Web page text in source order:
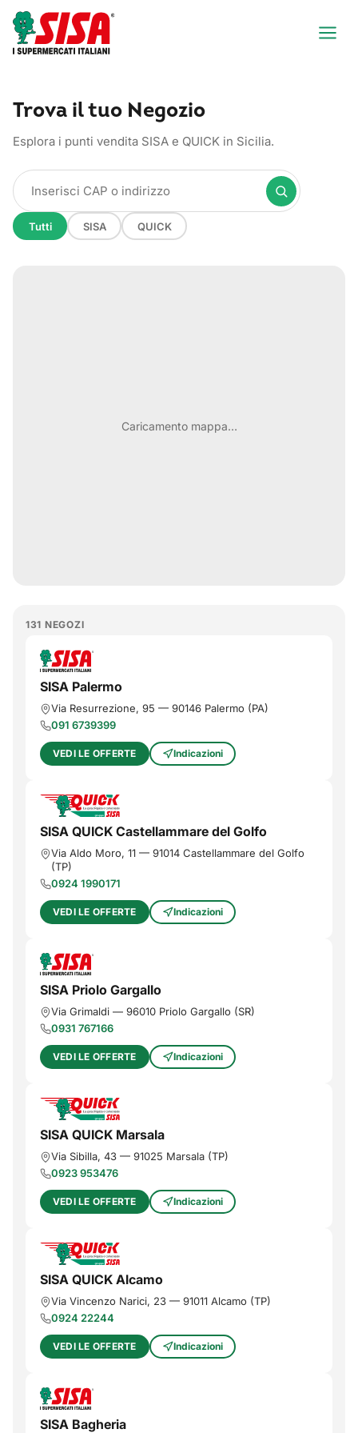
Trova il tuo Negozio
Esplora i punti vendita SISA e QUICK in Sicilia.
Tutti SISA QUICK
131 NEGOZI
SISA Palermo
Via Resurrezione, 95 — 90146 Palermo (PA)
091 6739399
VEDI LE OFFERTE Indicazioni
SISA QUICK Castellammare del Golfo
Via Aldo Moro, 11 — 91014 Castellammare del Golfo
(TP)
0924 1990171
VEDI LE OFFERTE Indicazioni
SISA Priolo Gargallo
Via Grimaldi — 96010 Priolo Gargallo (SR)
0931 767166
VEDI LE OFFERTE Indicazioni
SISA QUICK Marsala
Via Sibilla, 43 — 91025 Marsala (TP)
0923 953476
VEDI LE OFFERTE Indicazioni
SISA QUICK Alcamo
Via Vincenzo Narici, 23 — 91011 Alcamo (TP)
0924 22244
VEDI LE OFFERTE Indicazioni
SISA Bagheria
Caricamento mappa…